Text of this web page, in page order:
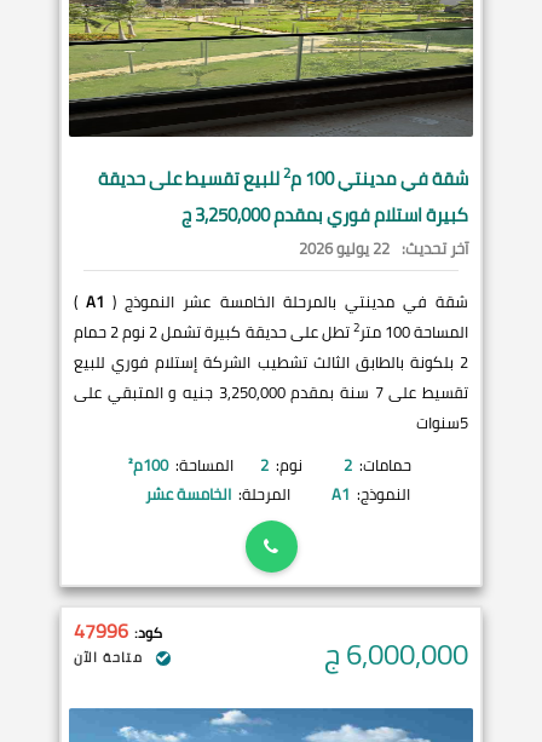
شقة فيمدينتي100 م 2للبيع تقسيط على حديقة
كبيرة استلام فوري بمقدم 3,250,000 ج
آخر تحديث: 22 يوليو 2026
شقة في مدينتي بالمرحلة الخامسة عشر النموذج ( A1
)
المساحة 100 متر
2
تطل على حديقة كبيرة تشمل 2 نوم 2 حمام
2 بلكونة بالطابق الثالث تشطيب الشركة إستلام فوري للبيع
تقسيط على 7 سنة بمقدم 3,250,000 جنيه و المتبقي على
5سنوات
حمامات: 2 نوم: 2 المساحة: 100م²
النموذج: A1 المرحلة: الخامسة عشر
6,000,000ج كود: 47996
متاحة الآن